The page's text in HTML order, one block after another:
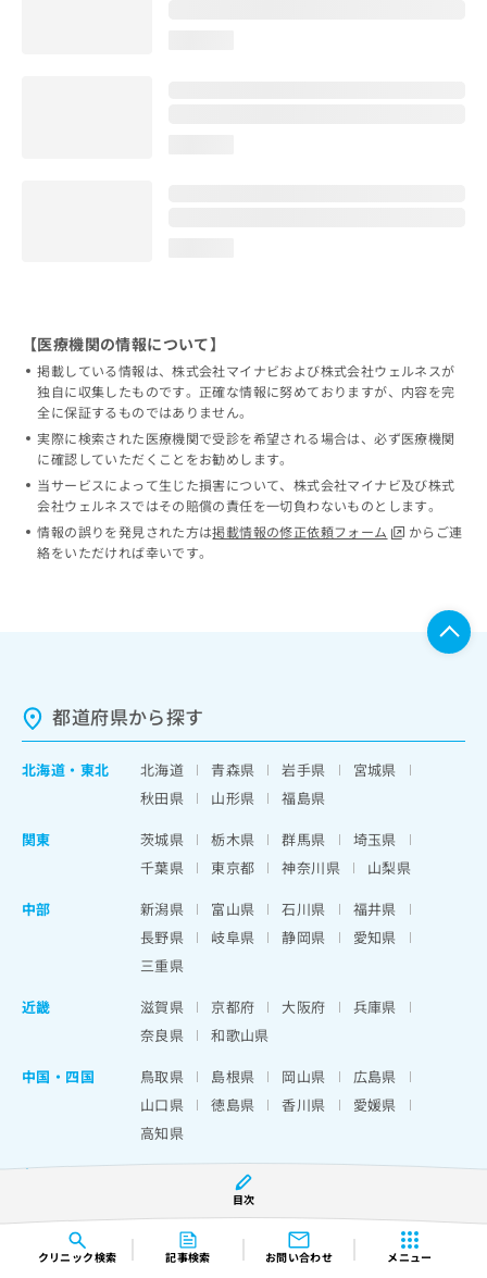
クリニック検索 記事検索 お問い合わせ メニュー
目次
【医療機関の情報について】
掲載している情報は、株式会社マイナビおよび株式会社ウェルネスが
独自に収集したものです。正確な情報に努めておりますが、内容を完
全に保証するものではありません。
実際に検索された医療機関で受診を希望される場合は、必ず医療機関
に確認していただくことをお勧めします。
当サービスによって生じた損害について、株式会社マイナビ及び株式
会社ウェルネスではその賠償の責任を一切負わないものとします。
情報の誤りを発見された方は掲載情報の修正依頼フォーム
からご連
絡をいただければ幸いです。
都道府県から探す
北海道 ・ 東北 北海道 青森県 岩手県
宮城県
秋田県
山形県
福島県
関東
茨城県 栃木県 群馬県
埼玉県
千葉県
東京都 神奈川県
山梨県
中部
新潟県 富山県 石川県
福井県
長野県
岐阜県 静岡県
愛知県
三重県
近畿
滋賀県 京都府 大阪府
兵庫県
奈良県
和歌山県
中国・四国
鳥取県 島根県 岡山県
広島県
山口県
徳島県 香川県
愛媛県
高知県
九州・沖縄
佐賀県
宮崎県